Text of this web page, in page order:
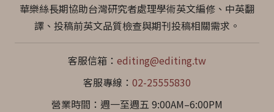
華樂絲長期協助台灣研究者處理學術英文編修、中英翻
譯、投稿前英文品質檢查與期刊投稿相關需求。
客服信箱： editing@editing.tw
客服專線： 02-25555830
營業時間：週一至週五 9:00AM–6:00PM